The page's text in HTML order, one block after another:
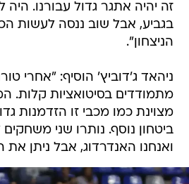
זה יהיה אתגר גדול עבורנו.
בגביע, אבל שוב ננסה לעשות
הניצחון".
ניהאד ג'דוביץ' הוסיף: "אחרי
מתמודדים בסיטואציות קלות.
מצוינת כמו מכבי זו הזדמנות
ואנחנו האנדרדוג, אבל ניתן את